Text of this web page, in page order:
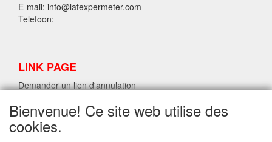
E-mail: info@latexpermeter.com
Telefoon:
LINK PAGE
Demander un lien d'annulation
INFORMATIONS SUR LE LATEX LPM.
Bienvenue! Ce site web utilise des
cookies.